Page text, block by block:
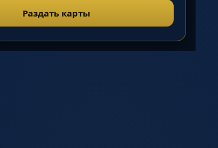
Раздать карты